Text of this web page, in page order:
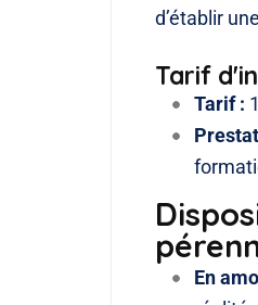
d’établir
Tarif
Tarif :
En